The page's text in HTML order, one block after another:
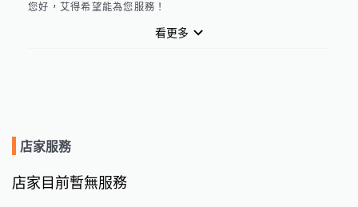
您好， 艾得希望能為您服務！
看更多
店家服務
店家目前暫無服務